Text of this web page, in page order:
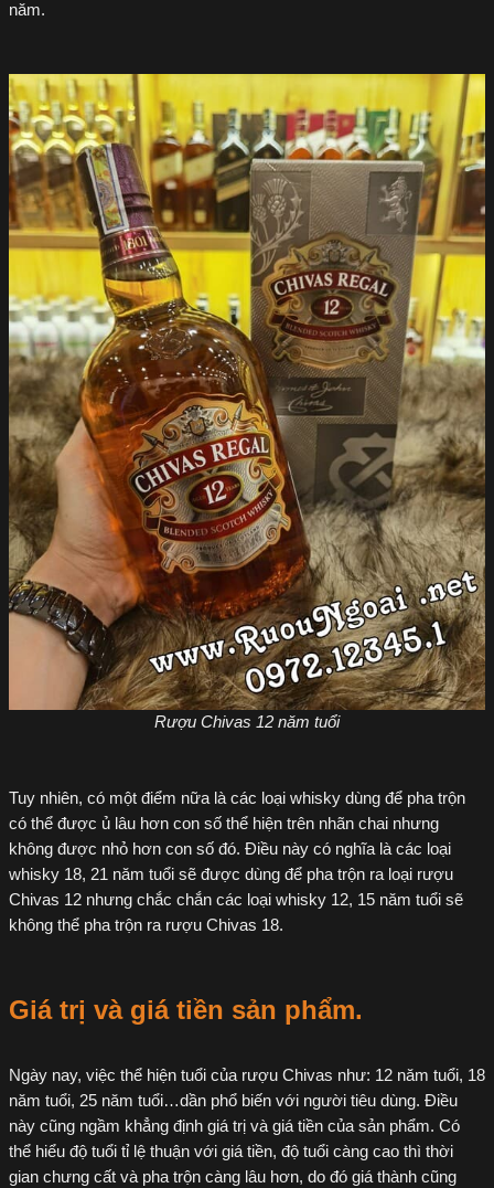
năm.
Rượu Chivas 12 năm tuổi
Tuy nhiên, có một điểm nữa là các loại whisky dùng để pha trộn
có thể được ủ lâu hơn con số thể hiện trên nhãn chai nhưng
không được nhỏ hơn con số đó. Điều này có nghĩa là các loại
whisky 18, 21 năm tuổi sẽ được dùng để pha trộn ra loại rượu
Chivas 12 nhưng chắc chắn các loại whisky 12, 15 năm tuổi sẽ
không thể pha trộn ra rượu Chivas 18.
Giá trị và giá tiền sản phẩm.
Ngày nay, việc thể hiện tuổi của rượu Chivas như: 12 năm tuổi, 18
năm tuổi, 25 năm tuổi…dần phổ biến với người tiêu dùng. Điều
này cũng ngầm khẳng định giá trị và giá tiền của sản phẩm. Có
thể hiểu độ tuổi tỉ lệ thuận với giá tiền, độ tuổi càng cao thì thời
gian chưng cất và pha trộn càng lâu hơn, do đó giá thành cũng